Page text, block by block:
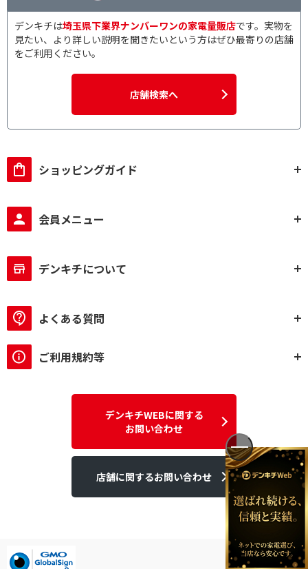
デンキチは埼玉県下業界ナンバーワンの家電量販店です。実物を
見たい、より詳しい説明を聞きたいという方はぜひ最寄りの店舗
をご利用ください。
店舗検索へ
ショッピングガイド
会員メニュー
デンキチについて
よくある質問
ご利用規約等
デンキチWEBに関する
お問い合わせ
店舗に関するお問い合わせ